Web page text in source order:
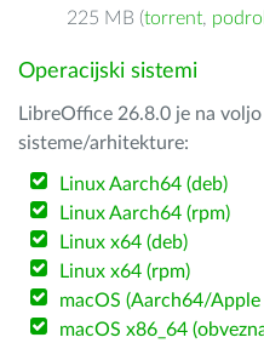
225 MB (torrent,
Operacijski sistemi
LibreOffice 26.8.0 je na
sisteme/arhitekture:
Linux Aarch64 (deb)
Linux Aarch64 (rpm)
Linux x64 (deb)
Linux x64 (rpm)
macOS (Aarch64/Apple
macOS x86_64